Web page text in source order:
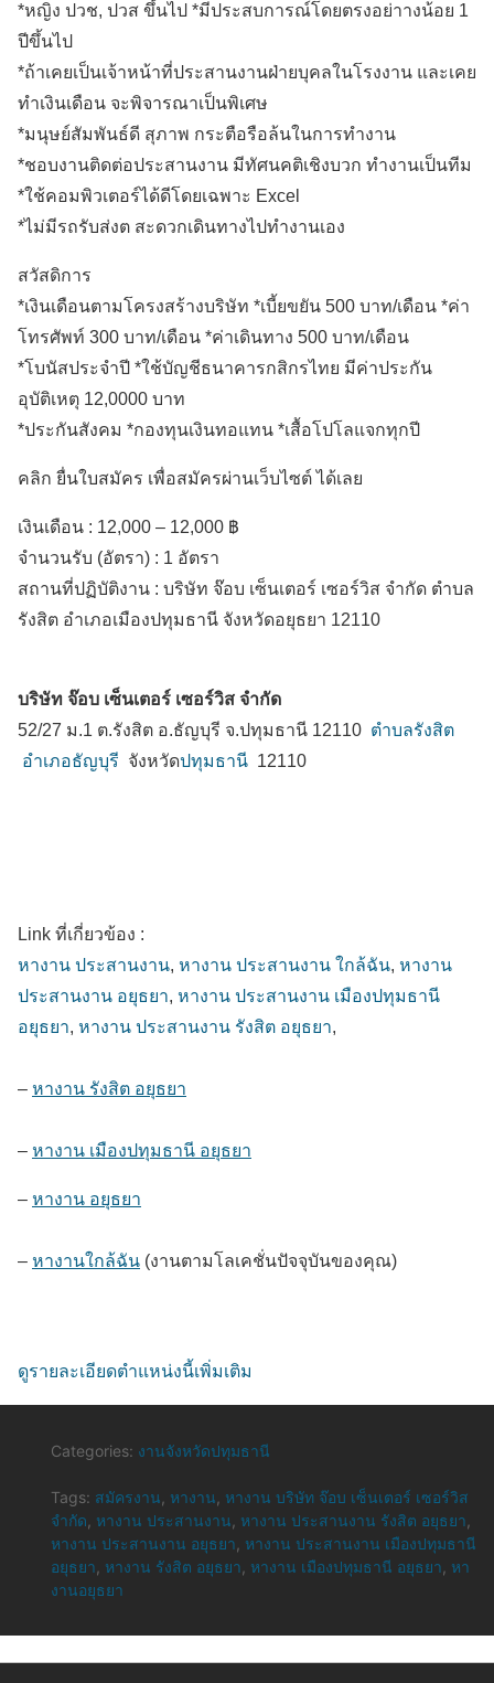
*หญิง ปวช, ปวส ขึ้นไป *มีประสบการณ์โดยตรงอย่าางน้อย 1
ปีขึ้นไป
*ถ้าเคยเป็นเจ้าหน้าที่ประสานงานฝ่ายบุคลในโรงงาน และเคย
ทำเงินเดือน จะพิจารณาเป็นพิเศษ
*มนุษย์สัมพันธ์ดี สุภาพ กระตือรือล้นในการทำงาน
*ชอบงานติดต่อประสานงาน มีทัศนคติเชิงบวก ทำงานเป็นทีม
*ใช้คอมพิวเตอร์ได้ดีโดยเฉพาะ Excel
*ไม่มีรถรับส่งต สะดวกเดินทางไปทำงานเอง
สวัสดิการ
*เงินเดือนตามโครงสร้างบริษัท *เบี้ยขยัน 500 บาท/เดือน *ค่า
โทรศัพท์ 300 บาท/เดือน *ค่าเดินทาง 500 บาท/เดือน
*โบนัสประจำปี *ใช้บัญชีธนาคารกสิกรไทย มีค่าประกัน
อุบัติเหตุ 12,0000 บาท
*ประกันสังคม *กองทุนเงินทอแทน *เสื้อโปโลแจกทุกปี
คลิก ยื่นใบสมัคร เพื่อสมัครผ่านเว็บไซต์ ได้เลย
เงินเดือน : 12,000 – 12,000 ฿
จำนวนรับ (อัตรา) : 1 อัตรา
สถานที่ปฏิบัติงาน : บริษัท จ๊อบ เซ็นเตอร์ เซอร์วิส จำกัด ตำบล
รังสิต อำเภอเมืองปทุมธานี จังหวัดอยุธยา 12110
บริษัท จ๊อบ เซ็นเตอร์ เซอร์วิส จำกัด
52/27 ม.1 ต.รังสิต อ.ธัญบุรี จ.ปทุมธานี 12110 ตำบลรังสิต
อำเภอธัญบุรี จังหวัดปทุมธานี 12110
Link ที่เกี่ยวข้อง :
หางาน ประสานงาน, หางาน ประสานงาน ใกล้ฉัน, หางาน
ประสานงาน อยุธยา, หางาน ประสานงาน เมืองปทุมธานี
อยุธยา, หางาน ประสานงาน รังสิต อยุธยา,
– หางาน รังสิต อยุธยา
– หางาน เมืองปทุมธานี อยุธยา
– หางาน อยุธยา
– หางานใกล้ฉัน (งานตามโลเคชั่นปัจจุบันของคุณ)
ดูรายละเอียดตำแหน่งนี้เพิ่มเติม
Categories: งานจังหวัดปทุมธานี
Tags: สมัครงาน หางาน หางาน บริษัท จ๊อบ เซ็นเตอร์ เซอร์วิส
จำกัด หางาน ประสานงาน หางาน ประสานงาน รังสิต อยุธยา
หางาน ประสานงาน อยุธยา หางาน ประสานงาน เมืองปทุมธานี
อยุธยา หางาน รังสิต อยุธยา หางาน เมืองปทุมธานี อยุธยา หา
งานอยุธยา